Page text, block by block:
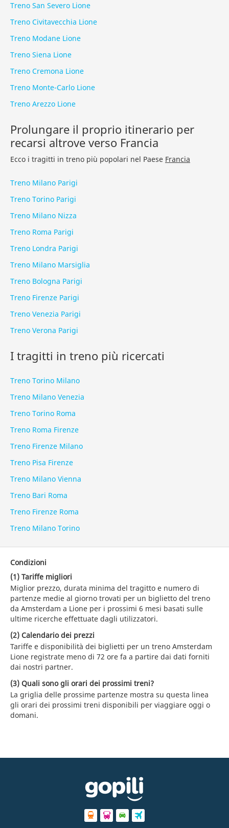
Treno San Severo Lione
Treno Civitavecchia Lione
Treno Modane Lione
Treno Siena Lione
Treno Cremona Lione
Treno Monte-Carlo Lione
Treno Arezzo Lione
Prolungare il proprio itinerario per
recarsi altrove verso Francia
Ecco i tragitti in treno più popolari nel Paese Francia
Treno Milano Parigi
Treno Torino Parigi
Treno Milano Nizza
Treno Roma Parigi
Treno Londra Parigi
Treno Milano Marsiglia
Treno Bologna Parigi
Treno Firenze Parigi
Treno Venezia Parigi
Treno Verona Parigi
I tragitti in treno più ricercati
Treno Torino Milano
Treno Milano Venezia
Treno Torino Roma
Treno Roma Firenze
Treno Firenze Milano
Treno Pisa Firenze
Treno Milano Vienna
Treno Bari Roma
Treno Firenze Roma
Treno Milano Torino
Condizioni
(1) Tariffe migliori
Miglior prezzo, durata minima del tragitto e numero di
partenze medie al giorno trovati per un biglietto del treno
da Amsterdam a Lione per i prossimi 6 mesi basati sulle
ultime ricerche effettuate dagli utilizzatori.
(2) Calendario dei prezzi
Tariffe e disponibilità dei biglietti per un treno Amsterdam
Lione registrate meno di 72 ore fa a partire dai dati forniti
dai nostri partner.
(3) Quali sono gli orari dei prossimi treni?
La griglia delle prossime partenze mostra su questa linea
gli orari dei prossimi treni disponibili per viaggiare oggi o
domani.